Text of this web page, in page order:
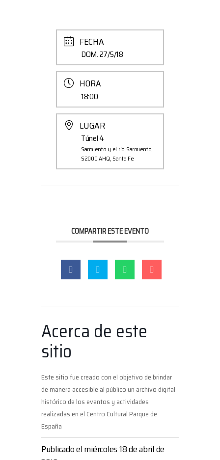
FECHA
DOM. 27/5/18
HORA
18:00
LUGAR
Túnel 4
Sarmiento y el río Sarmiento,
S2000 AHQ, Santa Fe
COMPARTIR ESTE EVENTO
Acerca de este
sitio
Este sitio fue creado con el objetivo de brindar
de manera accesible al público un archivo digital
histórico de los eventos y actividades
realizadas en el Centro Cultural Parque de
España
Publicado el miércoles 18 de abril de